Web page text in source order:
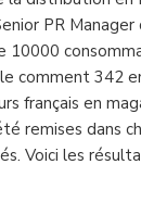
PR Manager
10000
comment 342
français en
remises dans
Voici les